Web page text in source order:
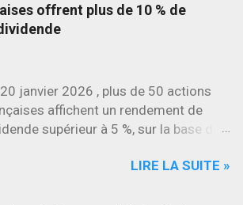
offrent plus de 10 % de
janvier 2026 , plus de 50 actions
affichent un rendement de
supérieur à 5 %, sur la base des
les plus marquantes concerne
LIRE LA SUITE »